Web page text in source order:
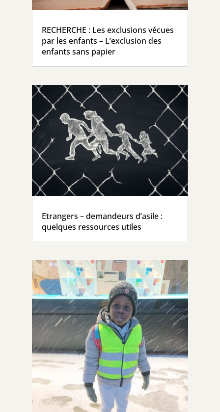
RECHERCHE : Les exclusions vécues
par les enfants – L’exclusion des
enfants sans papier
Etrangers – demandeurs d’asile :
quelques ressources utiles